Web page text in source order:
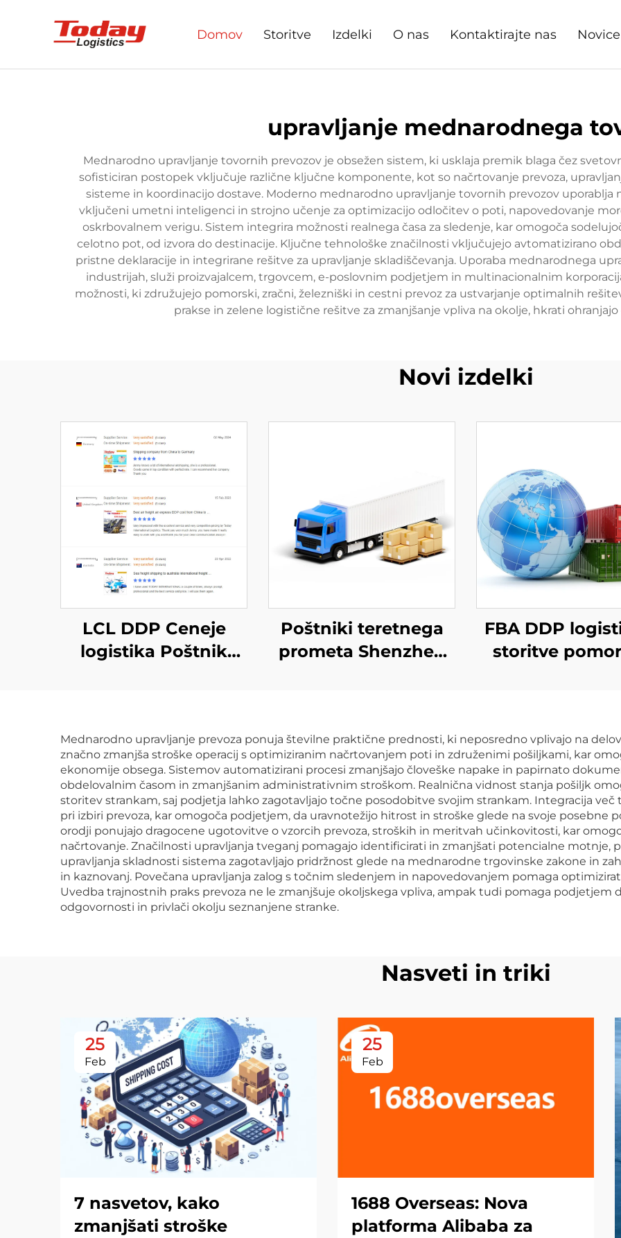
Domov Storitve Izdelki O nas Kontaktirajte nas Novice
upravljanje mednarodnega
Mednarodno upravljanje tovornih prevozov je obsežen sistem, ki usklaja premik blaga čez
sofisticiran postopek vključuje različne ključne komponente, kot so načrtovanje prevoza,
sisteme in koordinacijo dostave. Moderno mednarodno upravljanje tovornih prevozov uporablja
vključeni umetni inteligenci in strojno učenje za optimizacijo odločitev o poti, napovedovanje
oskrbovalnem verigu. Sistem integrira možnosti realnega časa za sledenje, kar omogoča
celotno pot, od izvora do destinacije. Ključne tehnološke značilnosti vključujejo avtomatizirano
pristne deklaracije in integrirane rešitve za upravljanje skladiščevanja. Uporaba mednarodnega
industrijah, služi proizvajalcem, trgovcem, e-poslovnim podjetjem in multinacionalnim
možnosti, ki združujejo pomorski, zračni, železniški in cestni prevoz za ustvarjanje optimalnih
prakse in zelene logistične rešitve za zmanjšanje vpliva na okolje, hkrati
Novi izdelki
LCL DDP Ceneje
logistika Poštnik
Kitajske Šenžena v
Kanado
Poštniki teretnega
prometa Shenzhen
dni Globalni kupci
FBA DDP
storitve
povsemirni
iz Kitajske v
Mednarodno upravljanje prevoza ponuja številne praktične prednosti, ki neposredno vplivajo na
značno zmanjša stroške operacij s optimiziranim načrtovanjem poti in združenimi pošiljkami, kar
ekonomije obsega. Sistemov automatizirani procesi zmanjšajo človeške napake in papirnato
obdelovalnim časom in zmanjšanim administrativnim stroškom. Realnična vidnost stanja pošiljk
storitev strankam, saj podjetja lahko zagotavljajo točne posodobitve svojim strankam. Integracija
pri izbiri prevoza, kar omogoča podjetjem, da uravnotežijo hitrost in stroške glede na svoje posebne
orodji ponujajo dragocene ugotovitve o vzorcih prevoza, stroških in meritvah učinkovitosti, kar
načrtovanje. Značilnosti upravljanja tveganj pomagajo identificirati in zmanjšati potencialne motnje,
upravljanja skladnosti sistema zagotavljajo pridržnost glede na mednarodne trgovinske zakone in
in kaznovanj. Povečana upravljanja zalog s točnim sledenjem in napovedovanjem pomaga
Uvedba trajnostnih praks prevoza ne le zmanjšuje okoljskega vpliva, ampak tudi pomaga podjetjem
odgovornosti in privlači okolju seznanjene stranke.
Nasveti in triki
25
Feb
7 nasvetov, kako
zmanjšati stroške
25
Feb
1688 Overseas: Nova
platforma Alibaba za